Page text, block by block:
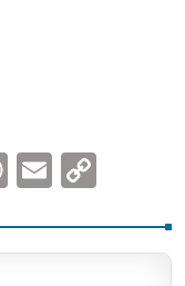
W
h
at
E
m
ai p